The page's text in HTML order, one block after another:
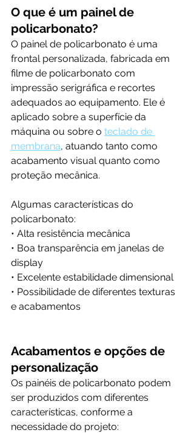
O que é um painel de
policarbonato?
O painel de policarbonato é uma
frontal personalizada, fabricada em
filme de policarbonato com
impressão serigráfica e recortes
adequados ao equipamento. Ele é
aplicado sobre a superfície da
máquina ou sobre o teclado de
membrana, atuando tanto como
acabamento visual quanto como
proteção mecânica.
Algumas características do
policarbonato:
• Alta resistência mecânica
• Boa transparência em janelas de
display
• Excelente estabilidade dimensional
• Possibilidade de diferentes texturas
e acabamentos
Acabamentos e opções de
personalização
Os painéis de policarbonato podem
ser produzidos com diferentes
características, conforme a
necessidade do projeto: